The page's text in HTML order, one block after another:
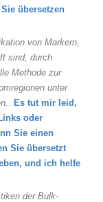
übersetzen
von Markern,
sind, durch
Methode zur
unter
. Es tut mir leid,
oder
Sie einen
Sie übersetzt
und ich helfe
der Bulk-